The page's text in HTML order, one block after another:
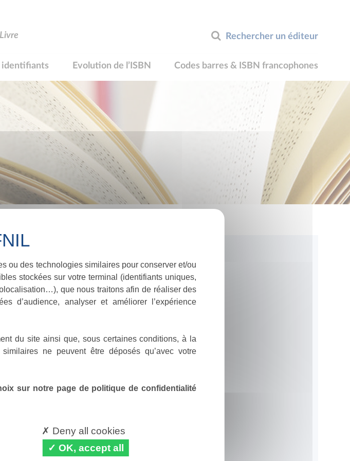
Rechercher un éditeur
identifiants Evolution de l’ISBN Codes barres & ISBN francophones
ou des technologies similaires pour conserver et/ou
stockées sur votre terminal (identifiants uniques,
que nous traitons afin de réaliser des
d’audience, analyser et améliorer l’expérience
du site ainsi que, sous certaines conditions, à la
ne peuvent être déposés qu’avec votre
sur notre page de politique de confidentialité
Deny all cookies
OK, accept all